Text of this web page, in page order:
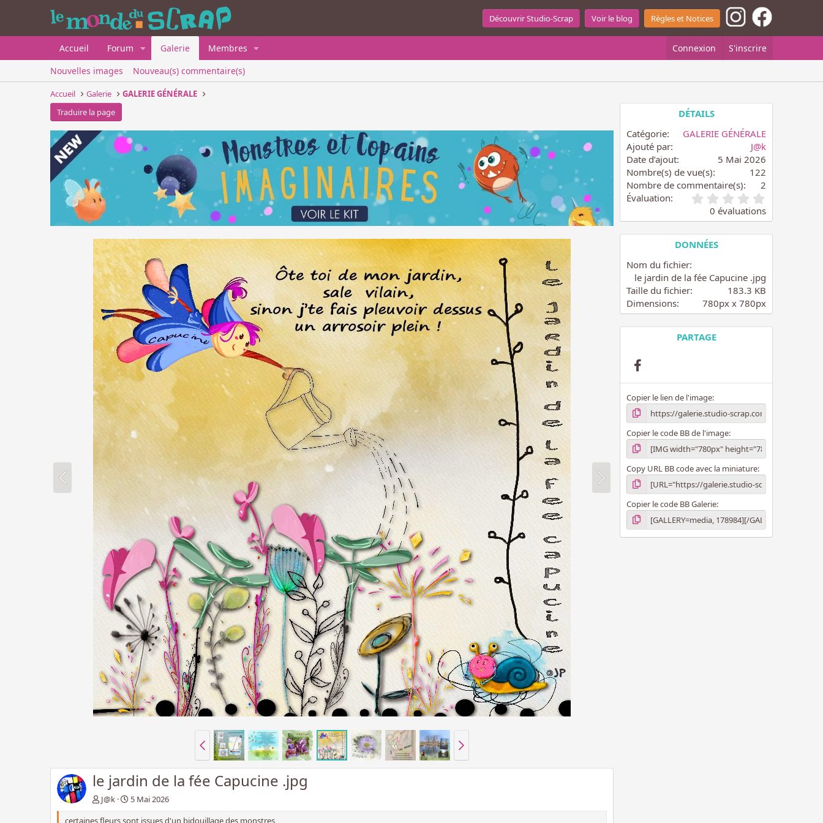
Découvrir Studio-Scrap Voir le blog Règles et Notices
Accueil Forum Galerie Membres Connexion
S'inscrire
Nouvelles images
Nouveau(s) commentaire(s)
Accueil Galerie
GALERIE GÉNÉRALE
Traduire la page
le jardin de la fée Capucine .jpg
J@k
5 Mai 2026
certaines fleurs sont issues d'un bidouillage des monstres
DÉTAILS
Catégorie
GALERIE GÉNÉRALE
Ajouté par
J@k
Date d’ajout
5 Mai 2026
Nombre(s) de vue(s)
122
Nombre de commentaire(s)
2
Évaluation
.
0
0
(
s
)
0 évaluations
DONNÉES
Nom du fichier
le jardin de la fée Capucine .jpg
Taille du fichier
183.3 KB
Dimensions
780px x 780px
PARTAGE
Copier le lien de l'image
Copier le code BB de l'image
Copy URL BB code avec la miniature
Copier le code BB Galerie